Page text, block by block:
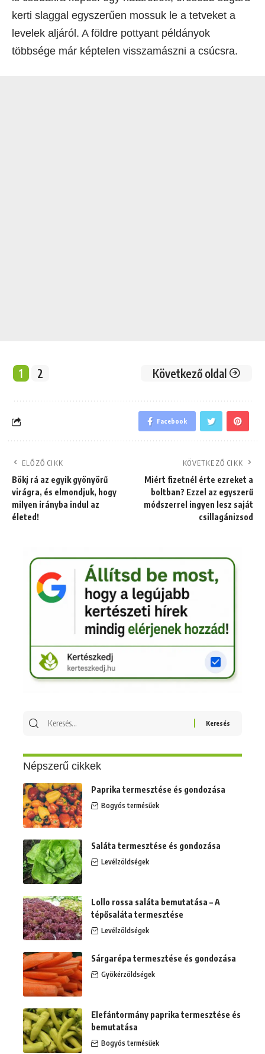
kerti slaggal egyszerűen mossuk le a tetveket a
levelek aljáról. A földre pottyant példányok
többsége már képtelen visszamászni a csúcsra.
1 2 Következő oldal
Facebook
ELŐZŐ CIKK
Bökj rá az egyik gyönyörű
virágra, és elmondjuk, hogy
milyen irányba indul az
életed!
KÖVETKEZŐ CIKK
Miért fizetnél érte ezreket a
boltban? Ezzel az egyszerű
módszerrel ingyen lesz saját
csillagánizsod
Keresés
Népszerű cikkek
Paprika termesztése és gondozása
Bogyós termésűek
Saláta termesztése és gondozása
Levélzöldségek
Lollo rossa saláta bemutatása – A
tépősaláta termesztése
Levélzöldségek
Sárgarépa termesztése és gondozása
Gyökérzöldségek
Elefántormány paprika termesztése és
bemutatása
Bogyós termésűek